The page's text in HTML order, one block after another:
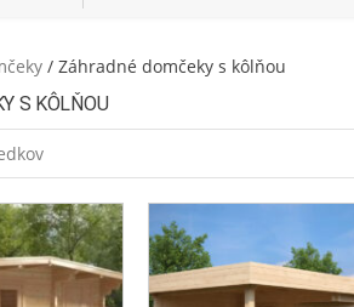
/ Záhradné domčeky s kôlňou
S KÔLŇOU